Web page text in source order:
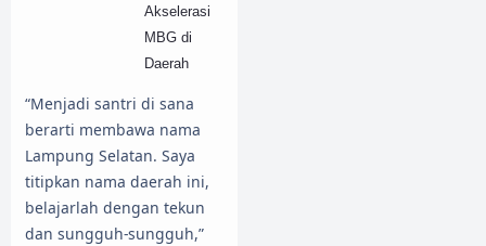
Akselerasi
MBG di
Daerah
“Menjadi santri di sana
berarti membawa nama
Lampung Selatan. Saya
titipkan nama daerah ini,
belajarlah dengan tekun
dan sungguh-sungguh,”